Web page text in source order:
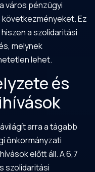
város pénzügyi
Ez
a szolidaritási
melynek
lehet.
és
arra a tágabb
önkormányzati
előtt áll. A 6,7
szolidaritási